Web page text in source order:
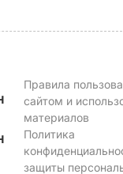
Правила
сайтом и
материалов
Политика
защиты